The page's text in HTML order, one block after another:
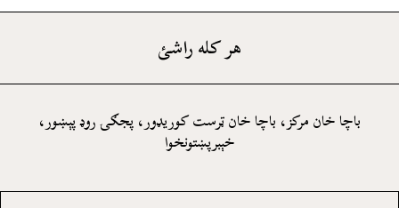
هر کله راشئ
باچا خان مرکز، باچا خان ټرست کوريډور، پجګۍ روډ پېښور،
خېبرپښتونخوا